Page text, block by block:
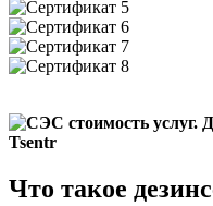
Что такое